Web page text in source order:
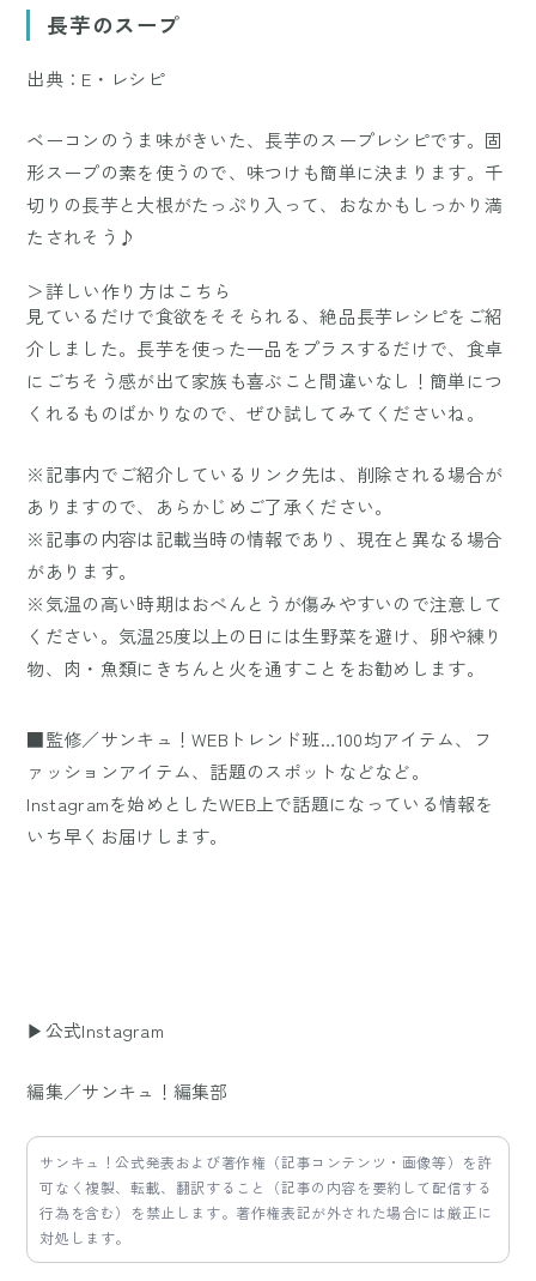
長芋のスープ
出典：E・レシピ
ベーコンのうま味がきいた、長芋のスープレシピです。固
形スープの素を使うので、味つけも簡単に決まります。千
切りの長芋と大根がたっぷり入って、おなかもしっかり満
たされそう♪
＞詳しい作り方はこちら
見ているだけで食欲をそそられる、絶品長芋レシピをご紹
介しました。長芋を使った一品をプラスするだけで、食卓
にごちそう感が出て家族も喜ぶこと間違いなし！簡単につ
くれるものばかりなので、ぜひ試してみてくださいね。
※記事内でご紹介しているリンク先は、削除される場合が
ありますので、あらかじめご了承ください。
※記事の内容は記載当時の情報であり、現在と異なる場合
があります。
※気温の高い時期はおべんとうが傷みやすいので注意して
ください。気温25度以上の日には生野菜を避け、卵や練り
物、肉・魚類にきちんと火を通すことをお勧めします。
■監修／サンキュ！WEBトレンド班…100均アイテム、フ
ァッションアイテム、話題のスポットなどなど。
Instagramを始めとしたWEB上で話題になっている情報を
いち早くお届けします。
▶公式Instagram
編集／サンキュ！編集部
サンキュ！公式発表および著作権（記事コンテンツ・画像等）を許
可なく複製、転載、翻訳すること（記事の内容を要約して配信する
行為を含む）を禁止します。著作権表記が外された場合には厳正に
対処します。